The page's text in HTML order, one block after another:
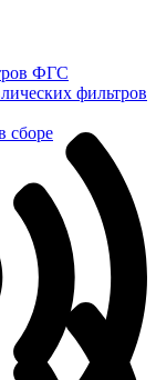
ФГС
фильтров
сборе